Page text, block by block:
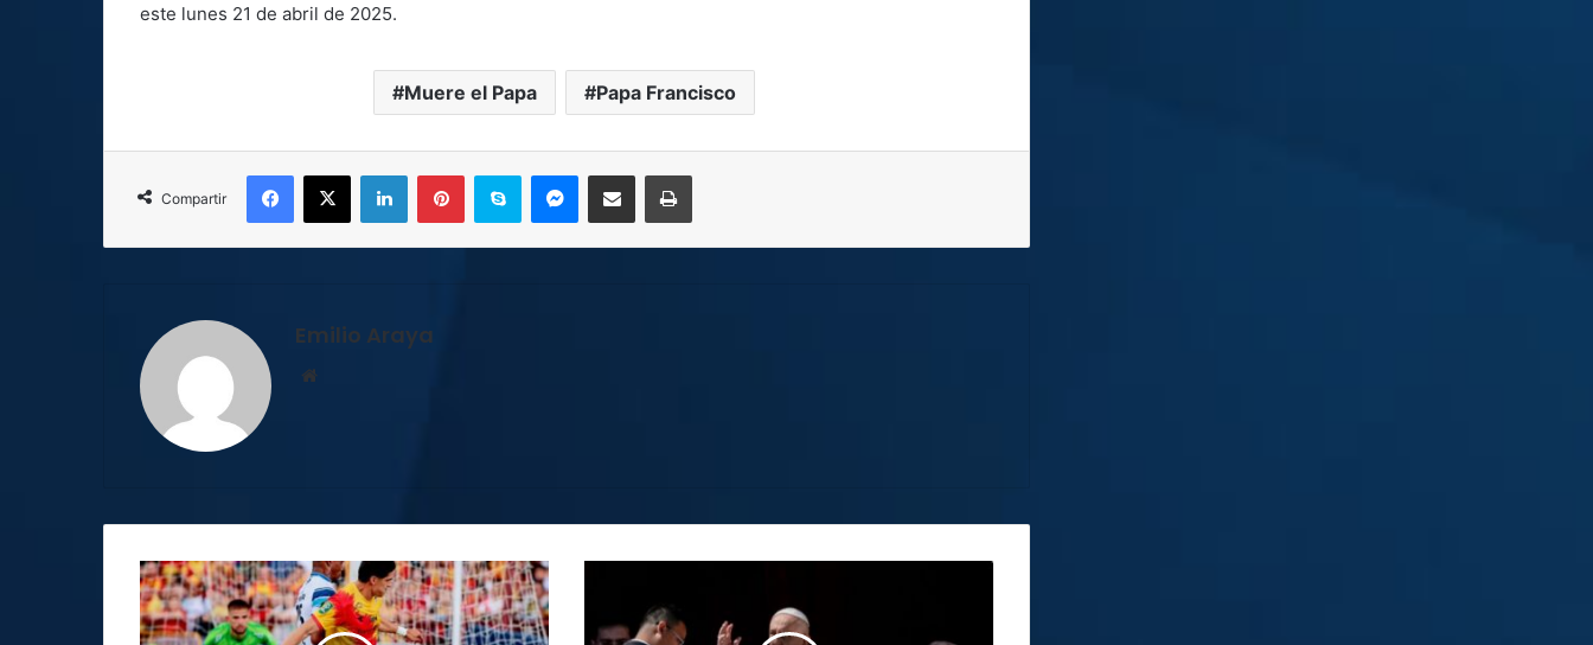
este lunes 21 de abril de 2025.
Muere el Papa Papa Francisco
Compartir
Facebook
X LinkedInPinterestSkype MessengerCompartir por correo electrónicoImprimir
Emilio Araya
Herediano
vence
a
falleció